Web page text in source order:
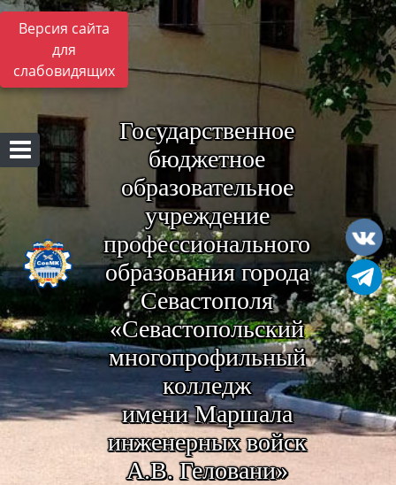
Версия сайта
для
слабовидящих
Государственное
бюджетное
образовательное
учреждение
профессионального
образования города
Севастополя
«Севастопольский
многопрофильный
колледж
имени Маршала
инженерных войск
А.В. Геловани»